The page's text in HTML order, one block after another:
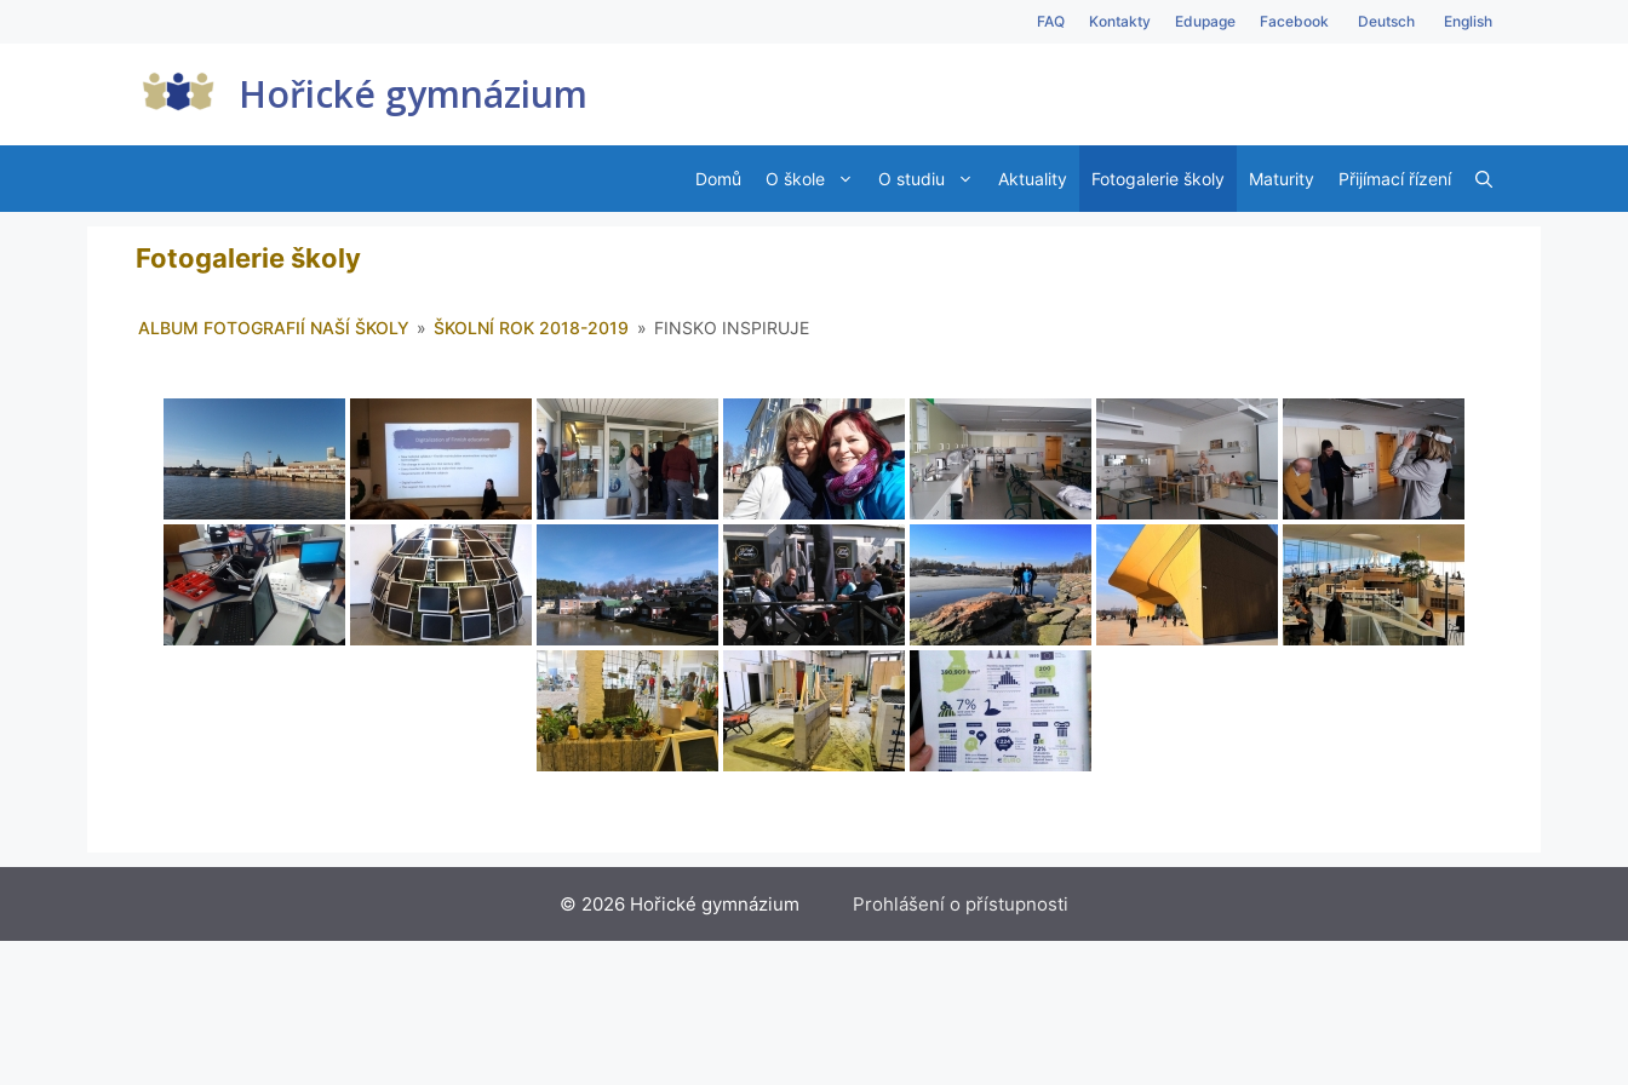
FAQ Kontakty Edupage Facebook Deutsch English
Hořické gymnázium
Domů O škole O studiu Aktuality Fotogalerie školy Maturity Přijímací řízení
Fotogalerie školy
ALBUM FOTOGRAFIÍ NAŠÍ ŠKOLY » ŠKOLNÍ ROK 2018-2019 » FINSKO INSPIRUJE
© 2026 Hořické gymnázium Prohlášení o přístupnosti